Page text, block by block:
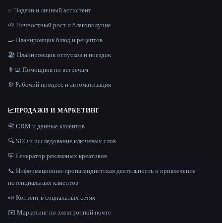
✅ Задачи и личный ассистент
🌱 Личностный рост и благополучие
🍳 Планировщик блюд и рецептов
🏖 Планировщик отпусков и поездок
👨‍💻 Помощник по встречам
⚙️ Рабочий процесс и автоматизация
📈ПРОДАЖИ И МАРКЕТИНГ
📇 CRM и данные клиентов
🔍 SEO и исследование ключевых слов
🪧 Генератор рекламных креативов
📞 Информационно-пропагандистская деятельность и привлечение
потенциальных клиентов
📣 Контент в социальных сетях
✉️ Маркетинг по электронной почте